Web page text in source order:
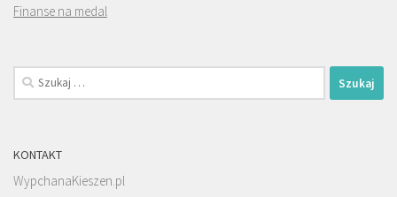
Finanse na medal
Szukaj:
KONTAKT
WypchanaKieszen.pl